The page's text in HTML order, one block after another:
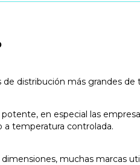
distribución más grandes
en especial las
temperatura controlada.
muchas marcas